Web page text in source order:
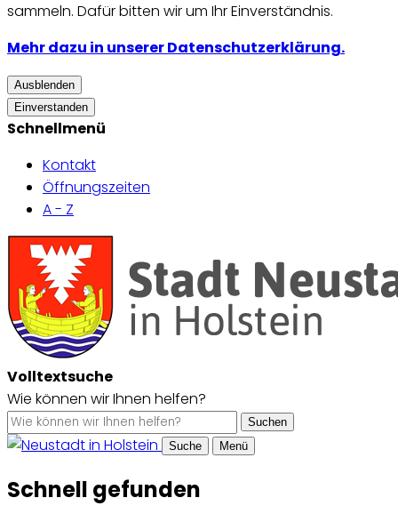
sammeln. Dafür bitten wir um Ihr Einverständnis.
Mehr dazu in unserer Datenschutzerklärung.
Ausblenden
Einverstanden
Schnellmenü
Kontakt
Öffnungszeiten
A - Z
Volltextsuche
Wie können wir Ihnen helfen?
Suchen
Suche
Menü
Schnell gefunden